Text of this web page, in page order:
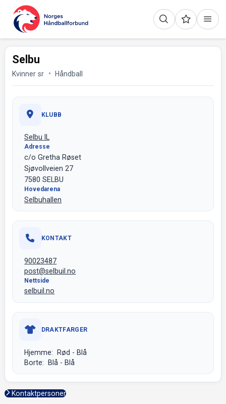
Selbu
Kvinner sr Håndball
KLUBB
Selbu IL
Adresse
c/o Gretha Røset
Sjøvollveien 27
7580 SELBU
Hovedarena
Selbuhallen
KONTAKT
90023487
post@selbuil.no
Nettside
selbuil.no
DRAKTFARGER
Hjemme: Rød - Blå
Borte: Blå - Blå
Kontaktpersoner